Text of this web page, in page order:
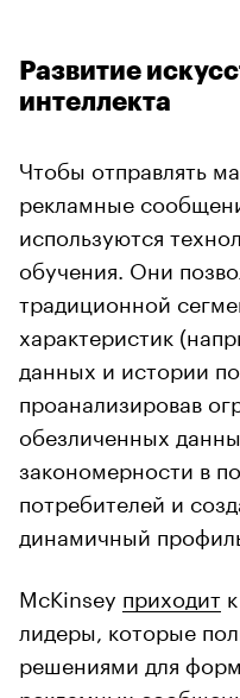
Развитие
интеллекта
Чтобы отправлять
рекламные
используются
обучения. Они
традиционной
характеристик
данных и истории
проанализировав
обезличенных
закономерности в
потребителей и
динамичный
McKinsey приходит
лидеры, которые
решениями для